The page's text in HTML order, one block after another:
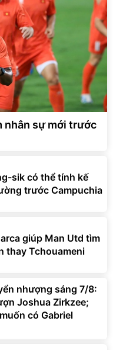
nhân sự mới trước
sik có thể tính kế
trước Campuchia
giúp Man Utd tìm
thay Tchouameni
nhượng sáng 7/8:
Joshua Zirkzee;
có Gabriel